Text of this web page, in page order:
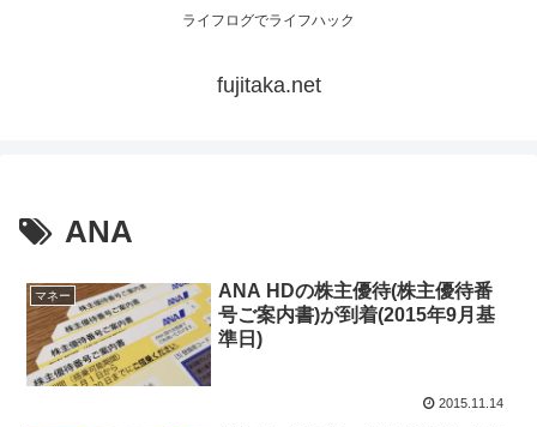
ライフログでライフハック
fujitaka.net
ANA
マネー
ANA HDの株主優待(株主優待番
号ご案内書)が到着(2015年9月基
準日)
2015.11.14